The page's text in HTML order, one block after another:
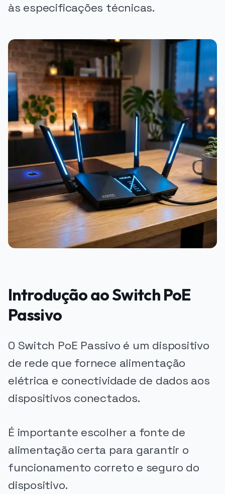
às especificações técnicas.
Introdução ao Switch PoE
Passivo
O Switch PoE Passivo é um dispositivo
de rede que fornece alimentação
elétrica e conectividade de dados aos
dispositivos conectados.
É importante escolher a fonte de
alimentação certa para garantir o
funcionamento correto e seguro do
dispositivo.